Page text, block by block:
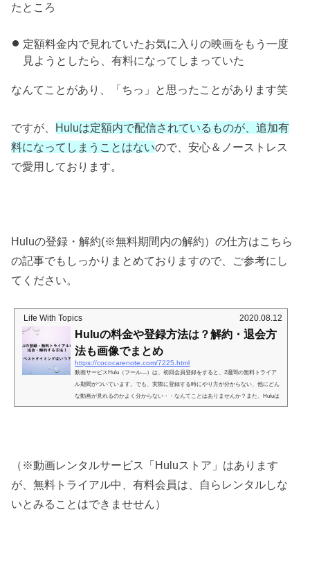
たところ
定額料金内で見れていたお気に入りの映画をもう一度
見ようとしたら、有料になってしまっていた
なんてことがあり、「ちっ」と思ったことがあります笑
ですが、 Huluは定額内で配信されているものが、追加有
料になってしまうことはないので、安心＆ノーストレス
で愛用しております。
Huluの登録・解約(※無料期間内の解約）の仕方はこちら
の記事でもしっかりまとめておりますので、ご参考にし
てください。
Life With Topics 2020.08.12
Huluの料金や登録方法は？解約・退会方
法も画像でまとめ
https://cococarenote.com/7225.html
動画サービスHulu（フール―）は、初回会員登録をすると、2週間の無料トライア
ル期間がついています。でも、実際に登録する時にやり方が分からない、他にどん
な動画が見れるのかよく分からない・・なんてことはありませんか？また、Huluは
2週間のトライアル期間が過ぎると月額料金が発生する仕組みになっているので、
（※動画レンタルサービス「Huluストア」はあります
が、無料トライアル中、有料会員は、自らレンタルしな
いとみることはできませせん）